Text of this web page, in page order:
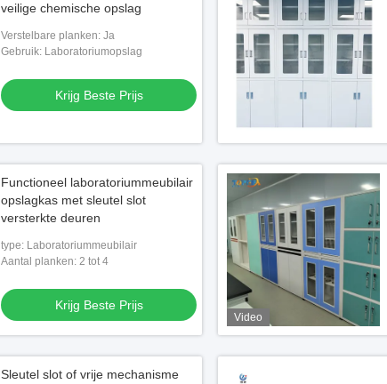
veilige chemische opslag
Verstelbare planken: Ja
Gebruik: Laboratoriumopslag
Krijg Beste Prijs
Functioneel laboratoriummeubilair
opslagkas met sleutel slot
versterkte deuren
type: Laboratoriummeubilair
Aantal planken: 2 tot 4
Krijg Beste Prijs
Video
Sleutel slot of vrije mechanisme